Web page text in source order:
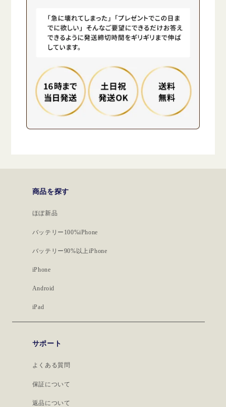
商品を探す
ほぼ新品
バッテリー100%iPhone
バッテリー90%以上iPhone
iPhone
Android
iPad
サポート
よくある質問
保証について
返品について